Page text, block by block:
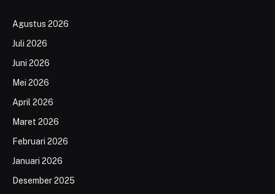
Agustus 2026
Juli 2026
Juni 2026
Mei 2026
April 2026
Maret 2026
Februari 2026
Januari 2026
Desember 2025